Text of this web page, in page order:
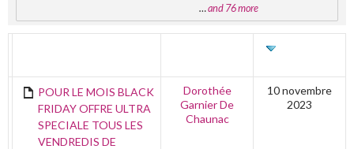
…and 76 more
POUR LE MOIS BLACK
FRIDAY OFFRE ULTRA
SPECIALE TOUS LES
VENDREDIS DE
Dorothée
Garnier De
Chaunac
10 novembre
2023